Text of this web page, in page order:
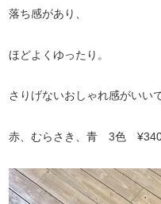
落ち感があり、
ほどよくゆったり。
さりげないおしゃれ感がいい
赤、むらさき、青 3色